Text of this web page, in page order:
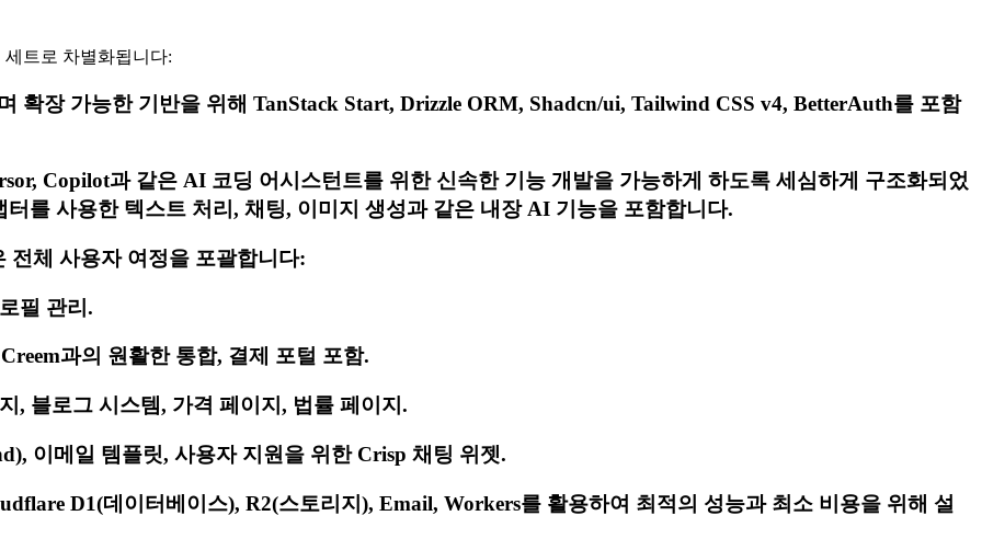
세트로 차별화됩니다:
확장 가능한 기반을 위해 TanStack Start, Drizzle ORM, Shadcn/ui, Tailwind CSS v4, BetterAuth를 포함
Copilot과 같은 AI 코딩 어시스턴트를 위한 신속한 기능 개발을 가능하게 하도록 세심하게 구조화되었
를 사용한 텍스트 처리, 채팅, 이미지 생성과 같은 내장 AI 기능을 포함합니다.
전체 사용자 여정을 포괄합니다:
필 관리.
과의 원활한 통합, 결제 포털 포함.
, 블로그 시스템, 가격 페이지, 법률 페이지.
이메일 템플릿, 사용자 지원을 위한 Crisp 채팅 위젯.
D1(데이터베이스), R2(스토리지), Email, Workers를 활용하여 최적의 성능과 최소 비용을 위해 설